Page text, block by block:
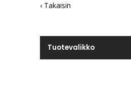
‹ Takaisin
Tuotevalikko